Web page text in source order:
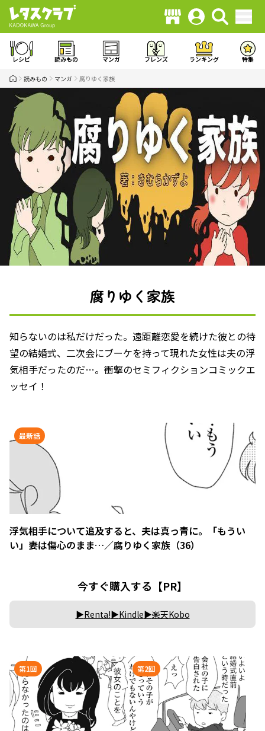
レシピ 読みもの マンガ フレンズ ランキング 特集
読みもの マンガ 腐りゆく家族
腐りゆく家族
知らないのは私だけだった。遠距離恋愛を続けた彼との待
望の結婚式、二次会にブーケを持って現れた女性は夫の浮
気相手だったのだ…。衝撃のセミフィクションコミックエ
ッセイ！
最新話
浮気相手について追及すると、夫は真っ青に。「もうい
い」妻は傷心のまま…／腐りゆく家族（36）
今すぐ購入する【PR】
Renta! Kindle 楽天Kobo
第1回 第2回